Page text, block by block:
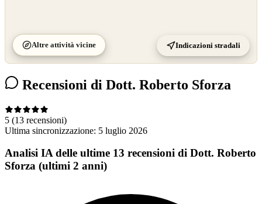
Altre attività vicine Indicazioni stradali
Recensioni di Dott. Roberto Sforza
5 (13 recensioni)
Ultima sincronizzazione: 5 luglio 2026
Analisi IA delle ultime 13 recensioni di Dott. Roberto
Sforza (ultimi 2 anni)